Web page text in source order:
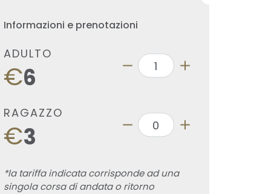
Informazioni e prenotazioni
ADULTO
€6
RAGAZZO
€3
*la tariffa indicata corrisponde ad una
singola corsa di andata o ritorno